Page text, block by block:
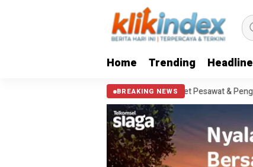
Home Trending Headline
BREAKING NEWS
Estimasi Biaya Tiket Pesawat & Penginapan yang Wajib Disiapkan